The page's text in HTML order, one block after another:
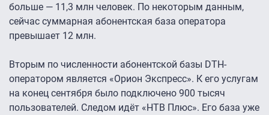
больше — 11,3 млн человек. По некоторым данным,
сейчас суммарная абонентская база оператора
превышает 12 млн.
Вторым по численности абонентской базы DTH-
оператором является «Орион Экспресс». К его услугам
на конец сентября было подключено 900 тысяч
пользователей. Следом идёт «НТВ Плюс». Его база уже